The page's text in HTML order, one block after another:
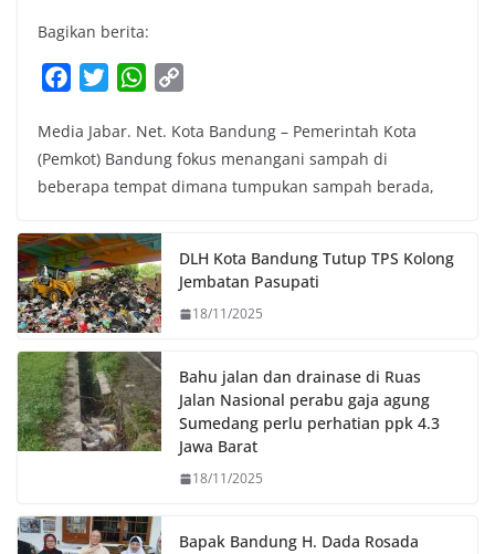
Bagikan berita:
c
e
b
o
k
i
t
t
r
W
a
t
s
p
p
p
y
L
n
k
Media Jabar. Net. Kota Bandung – Pemerintah Kota
(Pemkot) Bandung fokus menangani sampah di
beberapa tempat dimana tumpukan sampah berada,
DLH Kota Bandung Tutup TPS Kolong
Jembatan Pasupati
18/11/2025
Bahu jalan dan drainase di Ruas
Jalan Nasional perabu gaja agung
Sumedang perlu perhatian ppk 4.3
Jawa Barat
18/11/2025
Bapak Bandung H. Dada Rosada